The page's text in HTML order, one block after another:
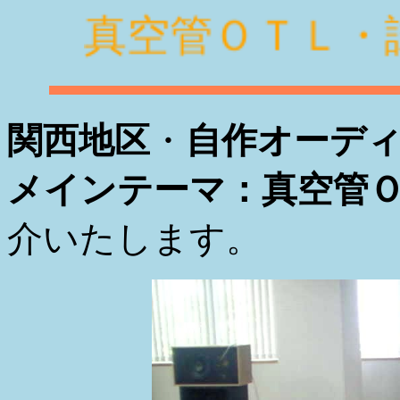
真空管Ｏ
関西地区 ・ 自作オーデ
メインテーマ：真空管
介いたします。